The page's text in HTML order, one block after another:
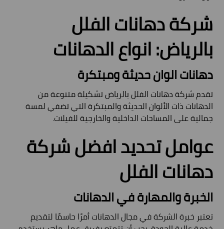
شركة دهانات الفلل
بالرياض: انواع الدهانات
دهانات الوان حديثة ومبتكرة
تقدم شركة دهانات الفلل بالرياض تشكيلة متنوعة من
الدهانات ذات الألوان الحديثة والمبتكرة التي تضفي لمسة
جمالية على المساحات الداخلية والخارجية للفيلات.
عوامل تحديد افضل شركة
دهانات الفلل
الخبرة والمهارة في الدهانات
تعتبر خبرة الشركة في مجال الدهانات أمرًا حاسمًا لتقديم